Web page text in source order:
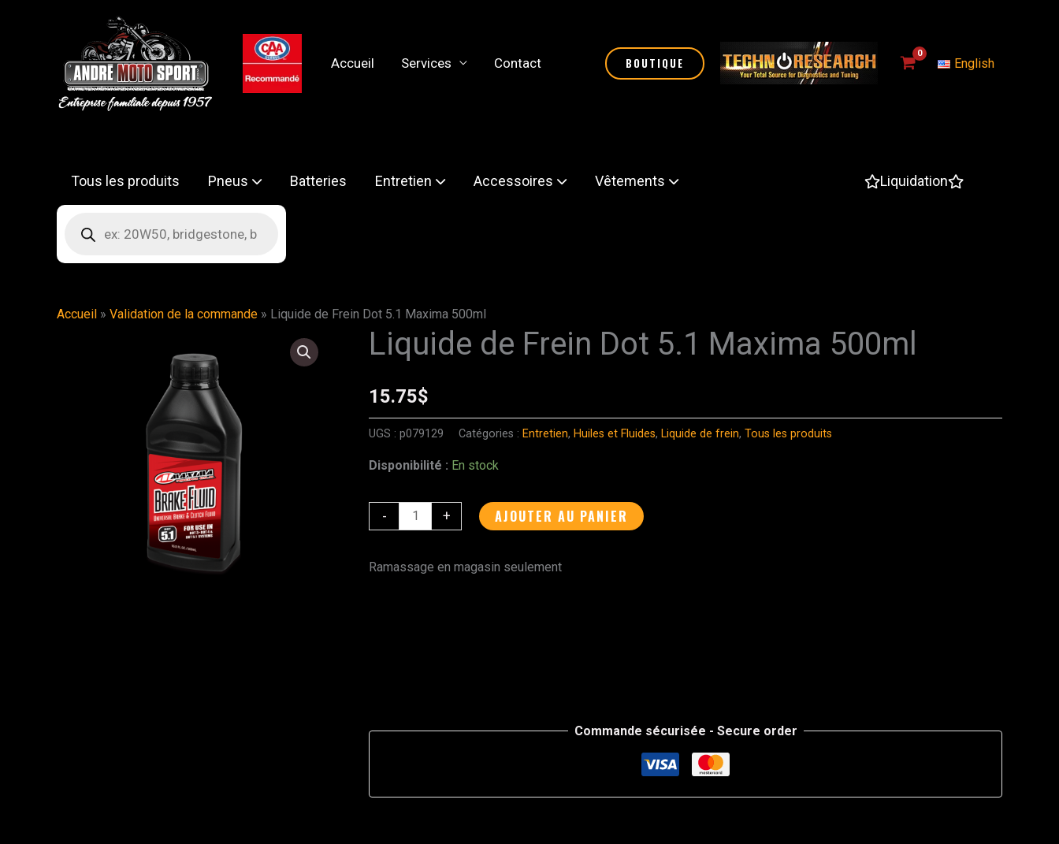
Accueil Services Contact BOUTIQUE English
Tous les produits Pneus Batteries Entretien Accessoires Vêtements Liquidation
Recherche
produits
Accueil » Validation de la commande » Liquide de Frein Dot 5.1 Maxima 500ml
Liquide de Frein Dot 5.1 Maxima 500ml
15.75$
UGS : p079129 Catégories : Entretien, Huiles et Fluides, Liquide de frein, Tous les produits
Disponibilité : En stock
-
quantité
de
de
Frein
5.1
500ml
+ AJOUTER AU PANIER
Ramassage en magasin seulement
Commande sécurisée - Secure order